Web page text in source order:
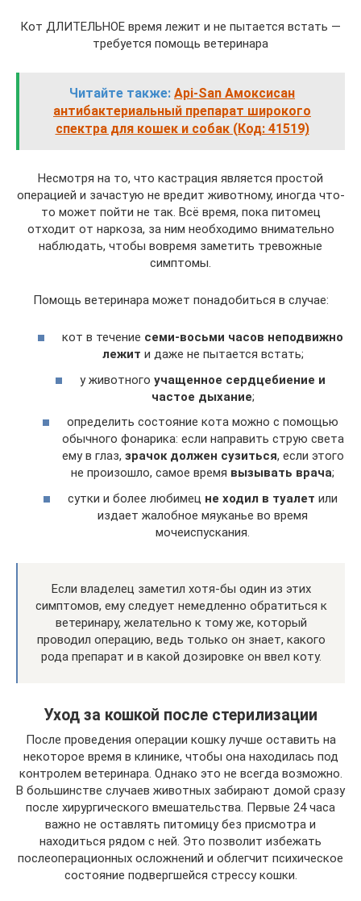
Кот ДЛИТЕЛЬНОЕ время лежит и не пытается встать —
требуется помощь ветеринара
Читайте также: Api-San Амоксисан
антибактериальный препарат широкого
спектра для кошек и собак (Код: 41519)
Несмотря на то, что кастрация является простой
операцией и зачастую не вредит животному, иногда что-
то может пойти не так. Всё время, пока питомец
отходит от наркоза, за ним необходимо внимательно
наблюдать, чтобы вовремя заметить тревожные
симптомы.
Помощь ветеринара может понадобиться в случае:
кот в течение семи-восьми часов неподвижно
лежит и даже не пытается встать;
у животного учащенное сердцебиение и
частое дыхание;
определить состояние кота можно с помощью
обычного фонарика: если направить струю света
ему в глаз, зрачок должен сузиться, если этого
не произошло, самое время вызывать врача;
сутки и более любимец не ходил в туалет или
издает жалобное мяуканье во время
мочеиспускания.
Если владелец заметил хотя-бы один из этих
симптомов, ему следует немедленно обратиться к
ветеринару, желательно к тому же, который
проводил операцию, ведь только он знает, какого
рода препарат и в какой дозировке он ввел коту.
Уход за кошкой после стерилизации
После проведения операции кошку лучше оставить на
некоторое время в клинике, чтобы она находилась под
контролем ветеринара. Однако это не всегда возможно.
В большинстве случаев животных забирают домой сразу
после хирургического вмешательства. Первые 24 часа
важно не оставлять питомицу без присмотра и
находиться рядом с ней. Это позволит избежать
послеоперационных осложнений и облегчит психическое
состояние подвергшейся стрессу кошки.